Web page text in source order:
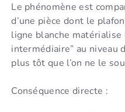
Le phénomène est
d’une pièce dont le
ligne blanche matérialise
intermédiaire” au niveau
plus tôt que l’on ne le
Conséquence directe :